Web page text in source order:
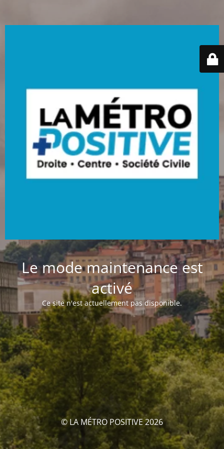
Le mode maintenance est
activé
Ce site n'est actuellement pas disponible.
© LA MÉTRO POSITIVE 2026